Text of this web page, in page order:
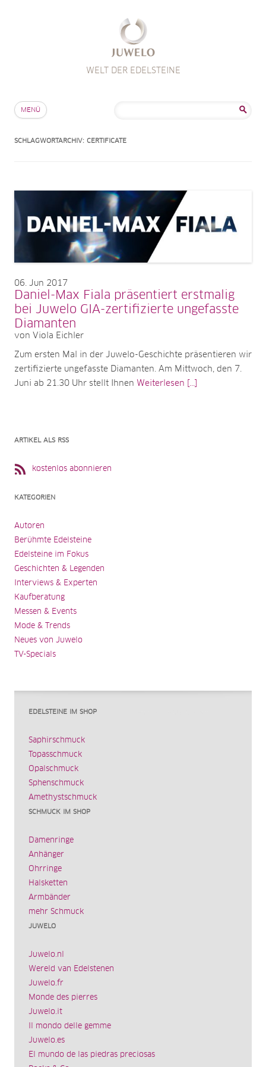
WELT DER EDELSTEINE
MENÜ
SCHLAGWORTARCHIV: CERTIFICATE
06 Jun 2017
Daniel-Max Fiala präsentiert erstmalig
bei Juwelo GIA-zertifizierte ungefasste
Diamanten
von Viola Eichler
Zum ersten Mal in der Juwelo-Geschichte präsentieren wir
zertifizierte ungefasste Diamanten. Am Mittwoch, den 7.
Juni ab 21.30 Uhr stellt Ihnen Weiterlesen [...]
ARTIKEL ALS RSS
kostenlos abonnieren
KATEGORIEN
Autoren
Berühmte Edelsteine
Edelsteine im Fokus
Geschichten & Legenden
Interviews & Experten
Kaufberatung
Messen & Events
Mode & Trends
Neues von Juwelo
TV-Specials
EDELSTEINE IM SHOP
Saphirschmuck
Topasschmuck
Opalschmuck
Sphenschmuck
Amethystschmuck
SCHMUCK IM SHOP
Damenringe
Anhänger
Ohrringe
Halsketten
Armbänder
mehr Schmuck
JUWELO
Juwelo.nl
Wereld van Edelstenen
Juwelo.fr
Monde des pierres
Juwelo.it
Il mondo delle gemme
Juwelo.es
El mundo de las piedras preciosas